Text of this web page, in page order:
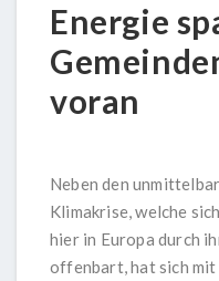
Energie
voran
Neben den
Klimakrise, welche
hier in Europa durch
offenbart, hat sich